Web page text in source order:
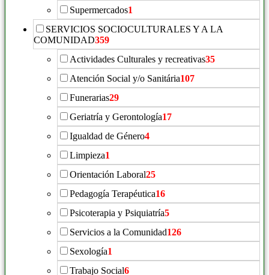
Supermercados1
SERVICIOS SOCIOCULTURALES Y A LA
COMUNIDAD359
Actividades Culturales y recreativas35
Atención Social y/o Sanitária107
Funerarias29
Geriatría y Gerontología17
Igualdad de Género4
Limpieza1
Orientación Laboral25
Pedagogía Terapéutica16
Psicoterapia y Psiquiatría5
Servicios a la Comunidad126
Sexología1
Trabajo Social6